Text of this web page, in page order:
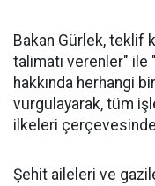
Bakan Gürlek, teklif
talimatı verenler"
hakkında herhangi
vurgulayarak, tüm
ilkeleri
Şehit aileleri ve